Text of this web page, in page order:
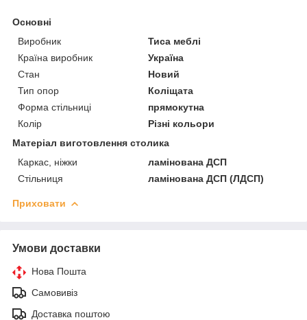
Основні
Виробник
Тиса меблі
Країна виробник
Україна
Стан
Новий
Тип опор
Коліщата
Форма стільниці
прямокутна
Колір
Різні кольори
Матеріал виготовлення столика
Каркас, ніжки
ламінована ДСП
Стільниця
ламінована ДСП (ЛДСП)
Приховати
Умови доставки
Нова Пошта
Самовивіз
Доставка поштою